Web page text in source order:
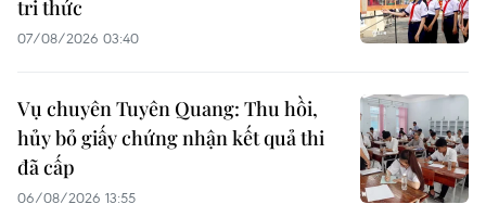
tri thức
07/08/2026 03:40
Vụ chuyên Tuyên Quang: Thu hồi,
hủy bỏ giấy chứng nhận kết quả thi
đã cấp
06/08/2026 13:55